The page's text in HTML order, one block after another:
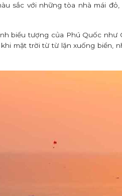
sắc với những tòa nhà mái
biểu tượng của Phú Quốc như
mặt trời từ từ lặn xuống biển,